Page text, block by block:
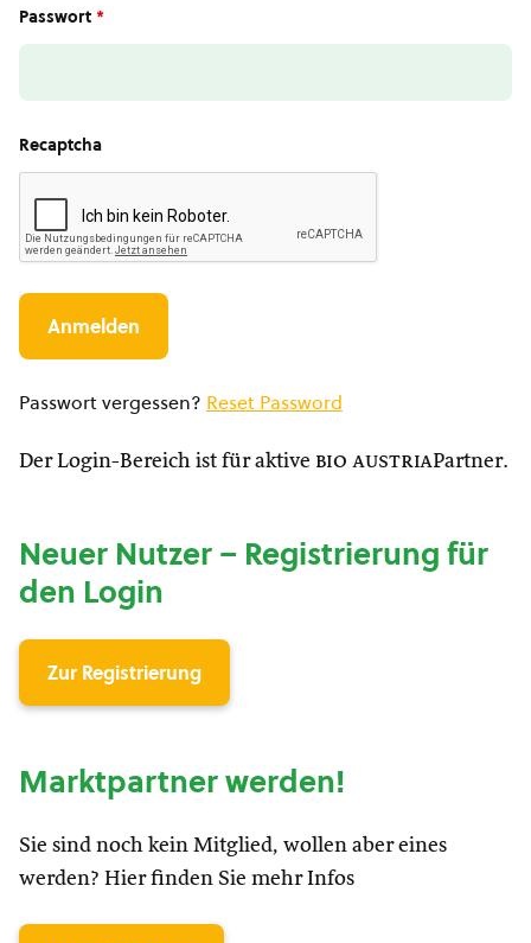
Passwort *
Recaptcha
Passwort vergessen? Reset Password
Der Login-Bereich ist für aktive bio austriaPartner.
Neuer Nutzer – Registrierung für
den Login
Zur Registrierung
Marktpartner werden!
Sie sind noch kein Mitglied, wollen aber eines
werden? Hier finden Sie mehr Infos